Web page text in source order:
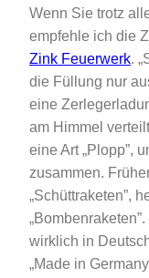
Wenn Sie trotz
empfehle ich die
Zink Feuerwerk.
die Füllung nur
eine
am Himmel
eine Art „Plopp”,
zusammen.
„Schüttraketen”,
wirklich in
„Made in